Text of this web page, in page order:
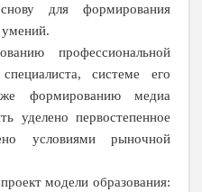
для формирования
профессиональной
системе его
формированию медиа
уделено первостепенное
условиями рыночной
модели образования: